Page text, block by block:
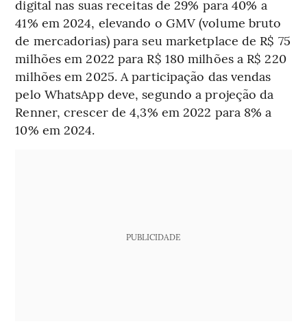
digital nas suas receitas de 29% para 40% a
41% em 2024, elevando o GMV (volume bruto
de mercadorias) para seu marketplace de R$ 75
milhões em 2022 para R$ 180 milhões a R$ 220
milhões em 2025. A participação das vendas
pelo WhatsApp deve, segundo a projeção da
Renner, crescer de 4,3% em 2022 para 8% a
10% em 2024.
PUBLICIDADE